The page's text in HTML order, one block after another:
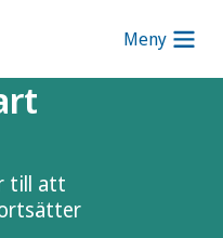
Meny
till att